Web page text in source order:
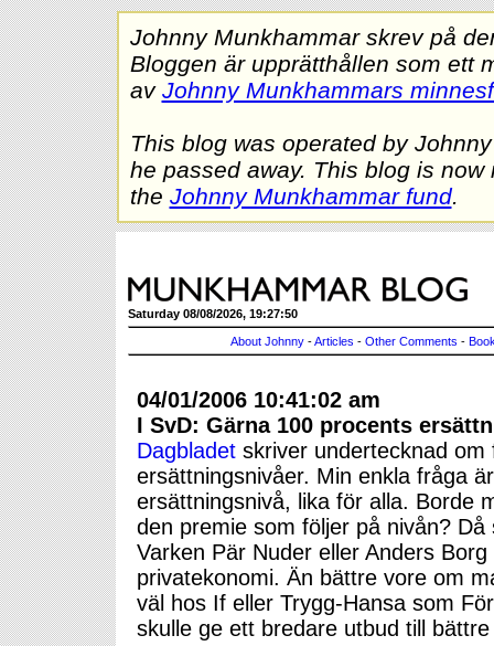
Johnny Munkhammar skrev på
Bloggen är upprätthållen som ett
av Johnny Munkhammars
This blog was operated by
he passed away. This blog is
the Johnny Munkhammar fund.
Saturday 08/08/2026, 19:27:50
About Johnny -Articles - Other Comments -
04/01/2006 10:41:02 am
I SvD: Gärna 100 procents
Dagbladet skriver undertecknad
ersättningsnivåer. Min enkla fråga
ersättningsnivå, lika för alla. Borde
den premie som följer på nivån?
Varken Pär Nuder eller Anders
privatekonomi. Än bättre vore om
väl hos If eller Trygg-Hansa som
skulle ge ett bredare utbud till